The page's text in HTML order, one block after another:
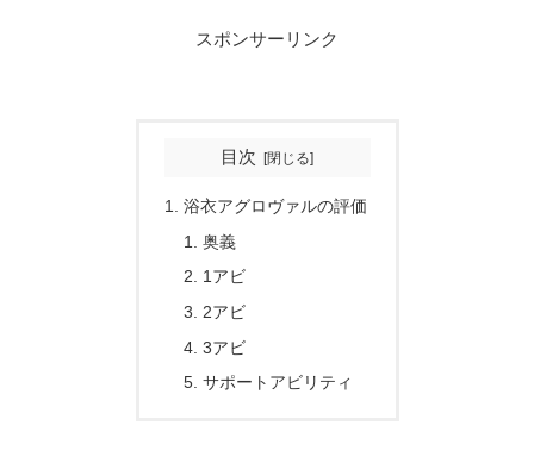
スポンサーリンク
目次
浴衣アグロヴァルの評価
奥義
1アビ
2アビ
3アビ
サポートアビリティ